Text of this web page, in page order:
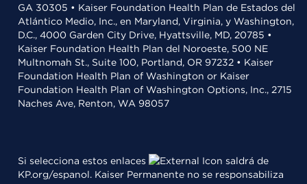
GA 30305 • Kaiser Foundation Health Plan de Estados del
Atlántico Medio, Inc., en Maryland, Virginia, y Washington,
D.C., 4000 Garden City Drive, Hyattsville, MD, 20785 •
Kaiser Foundation Health Plan del Noroeste, 500 NE
Multnomah St., Suite 100, Portland, OR 97232 • Kaiser
Foundation Health Plan of Washington or Kaiser
Foundation Health Plan of Washington Options, Inc., 2715
Naches Ave, Renton, WA 98057
Si selecciona estos enlaces
saldrá de
KP.org/espanol. Kaiser Permanente no se responsabiliza